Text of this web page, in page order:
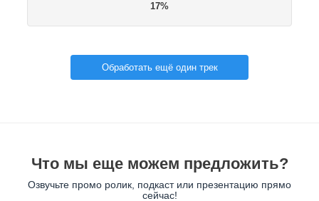
18%
Обработать ещё один трек
Что мы еще можем предложить?
Озвучьте промо ролик, подкаст или презентацию прямо
сейчас!